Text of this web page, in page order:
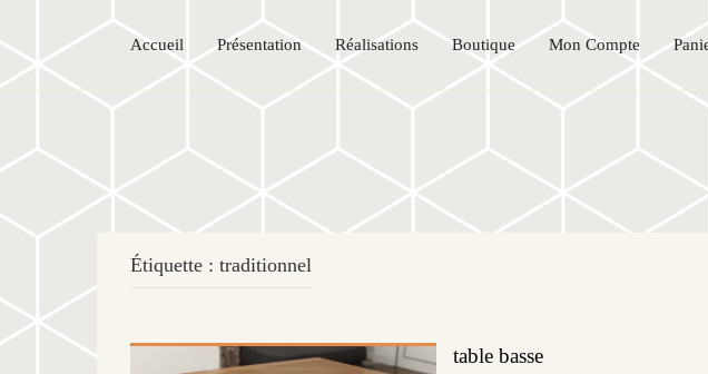
Accueil Présentation Réalisations Boutique Mon Compte
Étiquette : traditionnel
table basse